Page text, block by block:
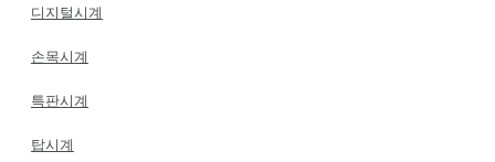
디지털시계
손목시계
특판시계
탑시계